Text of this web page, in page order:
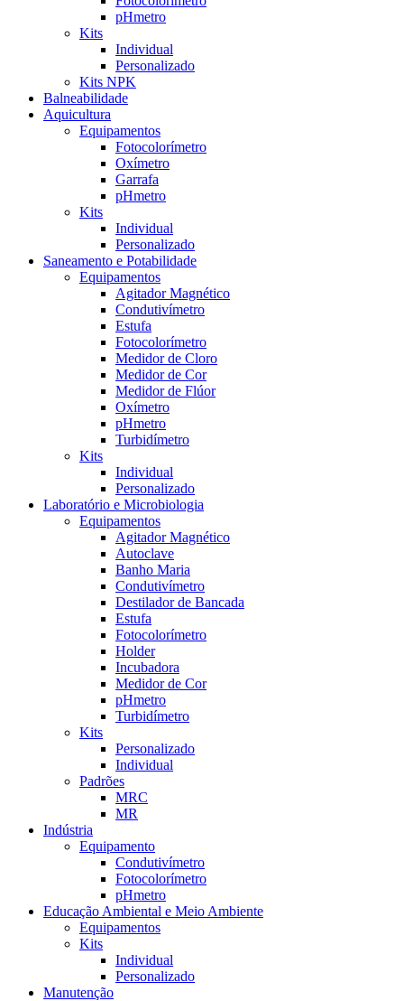
pHmetro
Kits
Individual
Personalizado
Kits NPK
Balneabilidade
Aquicultura
Equipamentos
Fotocolorímetro
Oxímetro
Garrafa
pHmetro
Kits
Individual
Personalizado
Saneamento e Potabilidade
Equipamentos
Agitador Magnético
Condutivímetro
Estufa
Fotocolorímetro
Medidor de Cloro
Medidor de Cor
Medidor de Flúor
Oxímetro
pHmetro
Turbidímetro
Kits
Individual
Personalizado
Laboratório e Microbiologia
Equipamentos
Agitador Magnético
Autoclave
Banho Maria
Condutivímetro
Destilador de Bancada
Estufa
Fotocolorímetro
Holder
Incubadora
Medidor de Cor
pHmetro
Turbidímetro
Kits
Personalizado
Individual
Padrões
MRC
MR
Indústria
Equipamento
Condutivímetro
Fotocolorímetro
pHmetro
Educação Ambiental e Meio Ambiente
Equipamentos
Kits
Individual
Personalizado
Manutenção